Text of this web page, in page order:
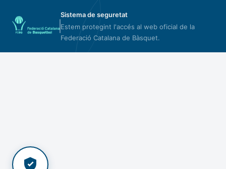
Sistema de seguretat
Estem protegint l'accés al web oficial de la
Federació Catalana de Bàsquet.